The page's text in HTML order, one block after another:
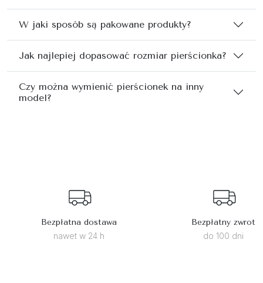
W jaki sposób są pakowane produkty?
Jak najlepiej dopasować rozmiar pierścionka?
Czy można wymienić pierścionek na inny
model?
Bezpłatna dostawa
nawet w 24 h
Bezpłatny zwrot
do 100 dni